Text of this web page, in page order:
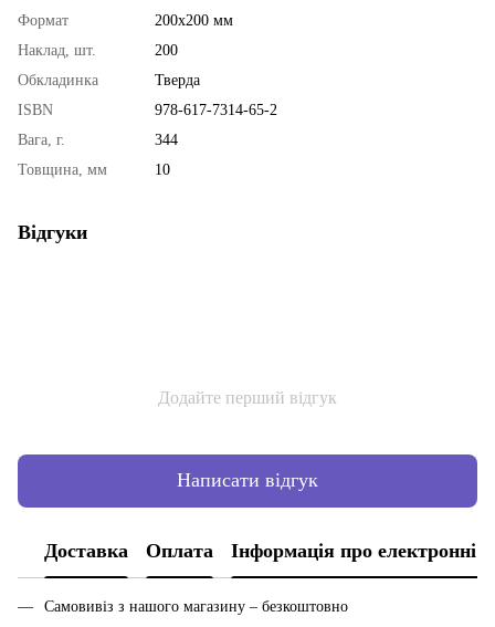
Формат
200х200 мм
Наклад, шт.
200
Обкладинка
Тверда
ISBN
978-617-7314-65-2
Вага, г.
344
Товщина, мм
10
Відгуки
Додайте перший відгук
Написати відгук
Доставка Оплата Інформація про електронні
Самовивіз з нашого магазину – безкоштовно